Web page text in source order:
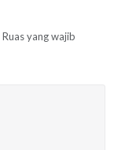
Ruas yang wajib